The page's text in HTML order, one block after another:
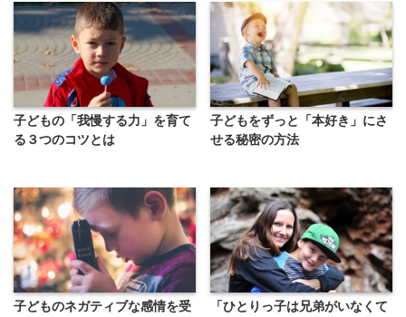
子どもの「我慢する力」を育て
る３つのコツとは
子どもをずっと「本好き」にさ
せる秘密の方法
子どものネガティブな感情を受
「ひとりっ子は兄弟がいなくて